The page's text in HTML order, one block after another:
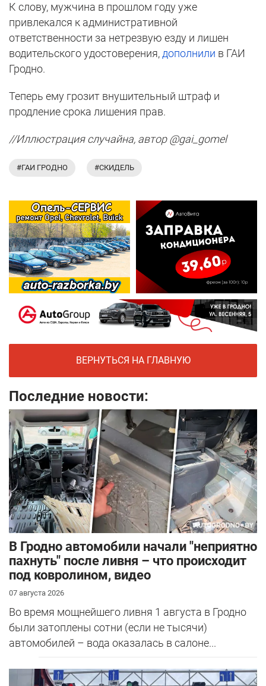
К слову, мужчина в прошлом году уже
привлекался к административной
ответственности за нетрезвую езду и лишен
водительского удостоверения,дополнили в ГАИ
Гродно.
Теперь ему грозит внушительный штраф и
продление срока лишения прав.
//Иллюстрация случайна, автор @gai_gomel
#ГАИ ГРОДНО #СКИДЕЛЬ
ВЕРНУТЬСЯ НА ГЛАВНУЮ
Последние новости:
В Гродно автомобили начали "неприятно
пахнуть" после ливня – что происходит
под ковролином, видео
07 августа 2026
Во время мощнейшего ливня 1 августа в Гродно
были затоплены сотни (если не тысячи)
автомобилей – вода оказалась в салоне...